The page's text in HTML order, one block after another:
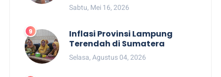
Sabtu, Mei 16, 2026
Inflasi Provinsi Lampung
Terendah di Sumatera
Selasa, Agustus 04, 2026